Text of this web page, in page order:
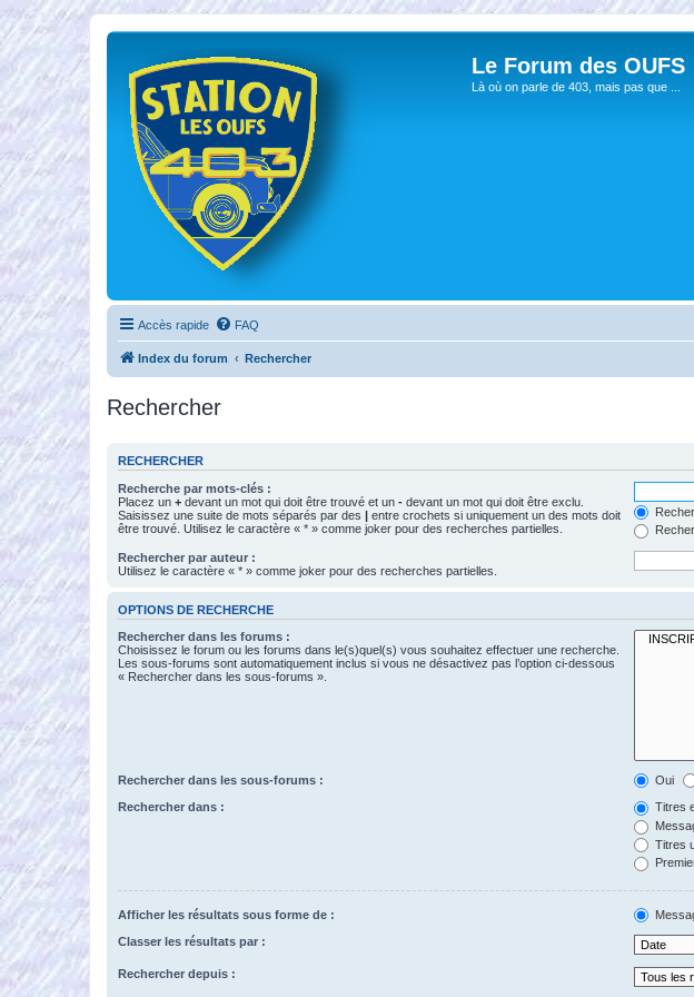
Le Forum des OUFS
Là où on parle de 403, mais pas que ...
Accès rapide FAQ
Index du forum Rechercher
Rechercher
RECHERCHER
Recherche par mots-clés :
Placez un + devant un mot qui doit être trouvé et un - devant un mot qui doit être exclu.
Saisissez une suite de mots séparés par des | entre crochets si uniquement un des mots doit
être trouvé. Utilisez le caractère « * » comme joker pour des recherches partielles.
Rechercher par auteur :
Utilisez le caractère « * » comme joker pour des recherches partielles.
OPTIONS DE RECHERCHE
Rechercher dans les forums :
Choisissez le forum ou les forums dans le(s)quel(s) vous souhaitez effectuer une recherche.
Les sous-forums sont automatiquement inclus si vous ne désactivez pas l’option ci-dessous
« Rechercher dans les sous-forums ».
Rechercher dans les sous-forums : Oui
Rechercher dans :
Titres
Titres
Afficher les résultats sous forme de :
Classer les résultats par :
Rechercher depuis :